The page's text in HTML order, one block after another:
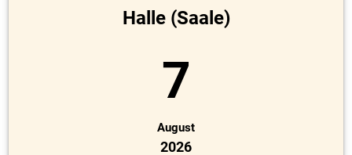
Halle (Saale)
7
August
2026